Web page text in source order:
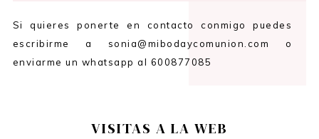
Si quieres ponerte en contacto conmigo puedes
escribirme a sonia@mibodaycomunion.com o
enviarme un whatsapp al 600877085
VISITAS A LA WEB